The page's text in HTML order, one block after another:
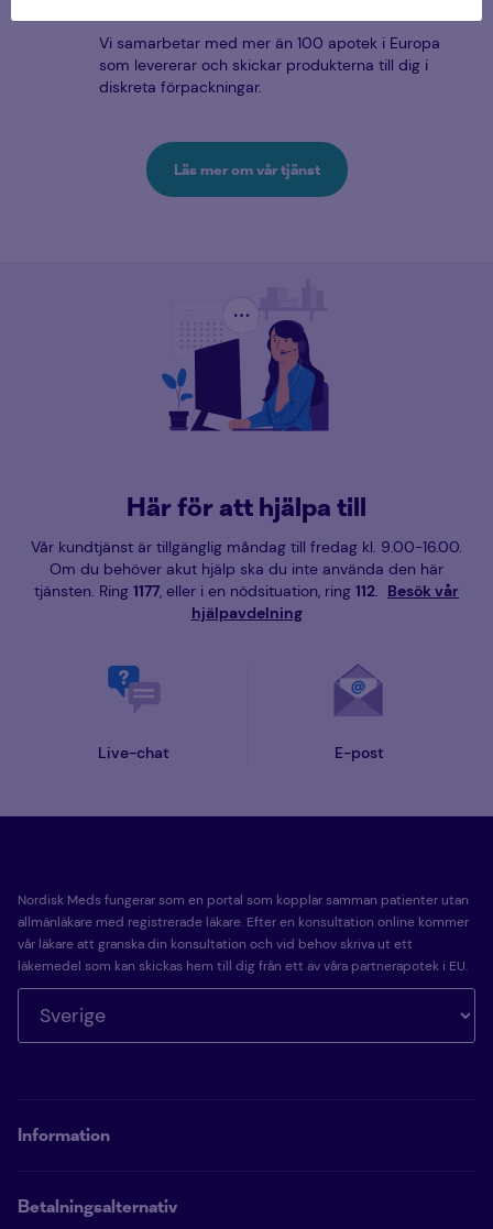
Vi samarbetar med mer än 100 apotek i Europa
som levererar och skickar produkterna till dig i
diskreta förpackningar.
Läs mer om vår tjänst
Här för att hjälpa till
Vår kundtjänst är tillgänglig måndag till fredag kl. 9.00-16.00.
Om du behöver akut hjälp ska du inte använda den här
tjänsten. Ring 1177, eller i en nödsituation, ring 112. Besök vår
hjälpavdelning
Live-chat E-post
Nordisk Meds fungerar som en portal som kopplar samman patienter utan
allmänläkare med registrerade läkare. Efter en konsultation online kommer
vår läkare att granska din konsultation och vid behov skriva ut ett
läkemedel som kan skickas hem till dig från ett av våra partnerapotek i EU.
Information
Betalningsalternativ